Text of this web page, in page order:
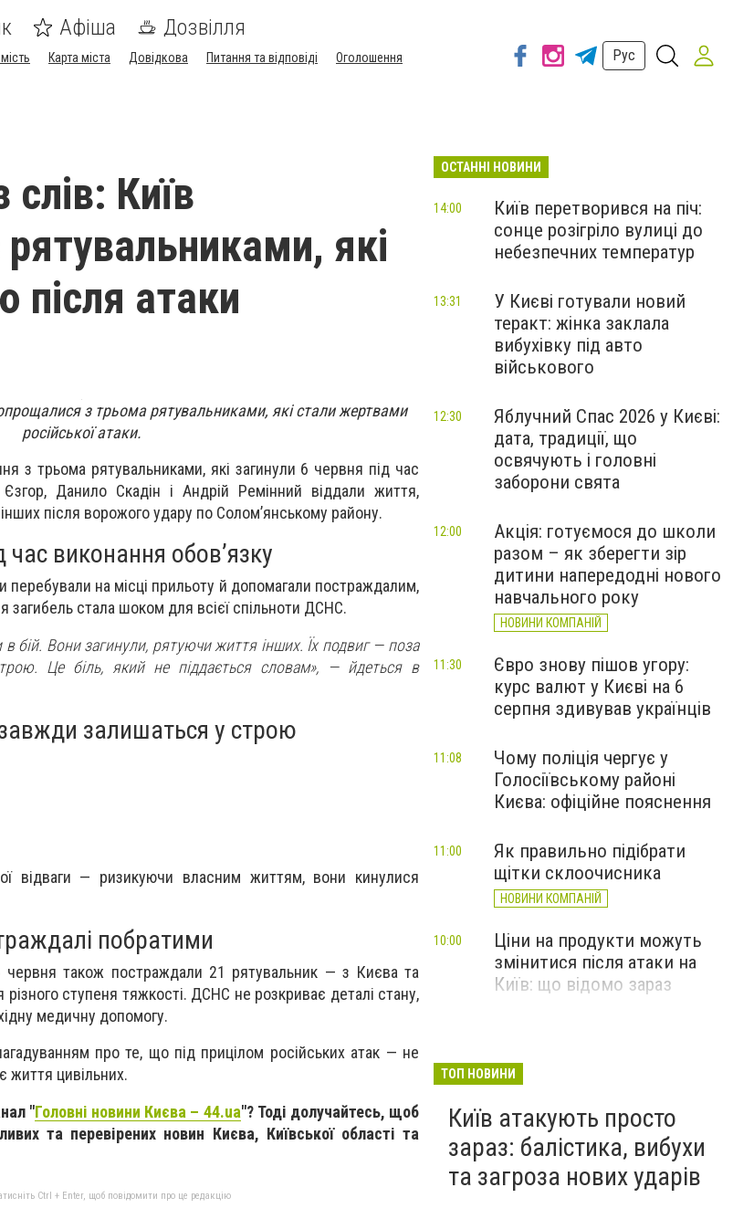
Афіша Дозвілля
Карта міста Довідкова Питання та відповіді
Оголошення
Рус
Київ
які
після атаки
з трьома рятувальниками, які стали жертвами
російської атаки.
з трьома рятувальниками, які загинули 6 червня під час
Єзгор, Данило Скадін і Андрій Ремінний віддали життя,
після ворожого удару по Солом’янському району.
час виконання обов’язку
перебували на місці прильоту й допомагали постраждалим,
загибель стала шоком для всієї спільноти ДСНС.
в бій. Вони загинули, рятуючи життя інших. Їх подвиг — поза
Це біль, який не піддається словам», — йдеться в
залишаться у строю
відваги — ризикуючи власним життям, вони кинулися
побратими
червня також постраждали 21 рятувальник — з Києва та
ступеня тяжкості. ДСНС не розкриває деталі стану,
медичну допомогу.
про те, що під прицілом російських атак — не
життя цивільних.
"Головні новини Києва – 44.ua"? Тоді долучайтесь, щоб
та перевірених новин Києва, Київської області та
Ctrl + Enter, щоб повідомити про це редакцію
ОСТАННІ НОВИНИ
Київ перетворився на піч:
сонце розігріло вулиці до
небезпечних температур
14:00
У Києві готували новий
теракт: жінка заклала
вибухівку під авто
військового
13:31
Яблучний Спас 2026 у Києві:
дата, традиції, що
освячують і головні
заборони свята
12:30
Акція: готуємося до школи
разом – як зберегти зір
дитини напередодні нового
навчального року
НОВИНИ КОМПАНІЙ
12:00
Євро знову пішов угору:
курс валют у Києві на 6
серпня здивував українців
11:30
Чому поліція чергує у
Голосіївському районі
Києва: офіційне пояснення
11:08
Як правильно підібрати
щітки склоочисника
НОВИНИ КОМПАНІЙ
11:00
Ціни на продукти можуть
змінитися після атаки на
Київ: що відомо зараз
10:00
ТОП НОВИНИ
Київ атакують просто
зараз: балістика, вибухи
та загроза нових ударів